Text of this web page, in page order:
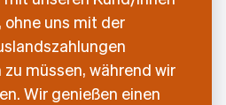
ohne uns mit der
müssen, während wir
Wir genießen einen